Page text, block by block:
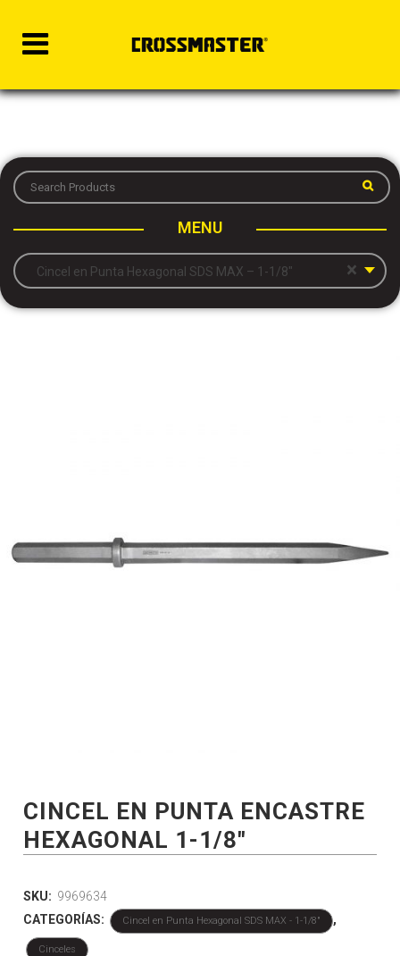
MENU
×
Cincel en Punta Hexagonal SDS MAX – 1-1/8″
CINCEL EN PUNTA ENCASTRE
HEXAGONAL 1-1/8″
SKU: 9969634
CATEGORÍAS:
Cincel en Punta Hexagonal SDS MAX - 1-1/8" ,
Cinceles